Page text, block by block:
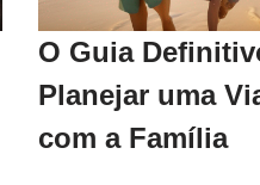
O Guia
Planejar uma
com a Família